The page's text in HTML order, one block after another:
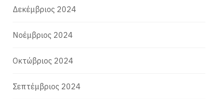
Δεκέμβριος 2024
Νοέμβριος 2024
Οκτώβριος 2024
Σεπτέμβριος 2024